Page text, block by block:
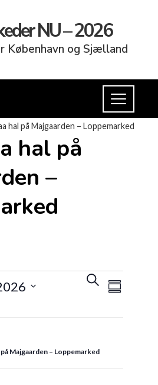
NU – 2026
København og Sjælland
hal på Majgaarden – Loppemarked
hal på
–
Søgning
Søg
efter
på Majgaarden – Loppemarked